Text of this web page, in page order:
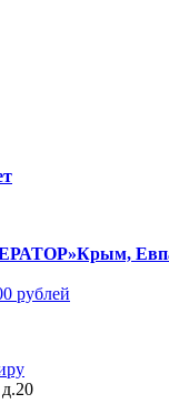
Крым,
рублей